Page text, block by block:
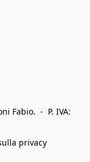
Fabio.  -  P. IVA:
privacy